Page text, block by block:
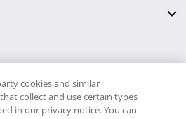
CON NOSOTROS
cookies and similar
collect and use certain types
in our privacy notice. You can